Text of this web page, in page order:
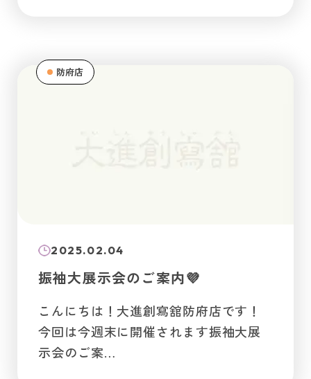
2025.02.04
振袖大展示会のご案内💜
こんにちは！大進創寫舘防府店です！
今回は今週末に開催されます振袖大展
示会のご案…
防府店